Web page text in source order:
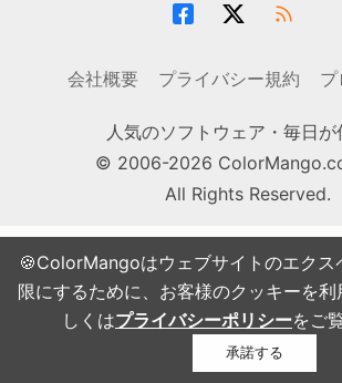
🍪ColorMangoはウェブサイトのエクス
限にするために、お客様のクッキーを
しくはプライバシーポリシーをご
承諾する
会社概要 プライバシー規約 プ
人気のソフトウェア・毎日が
© 2006-2026
All Rights Reserved.